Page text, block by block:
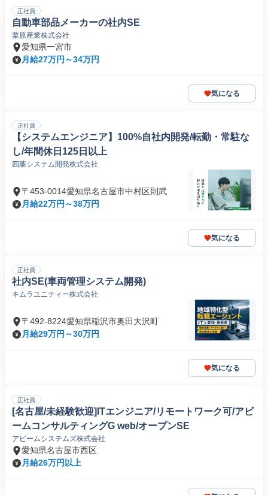
正社員
自動車部品メーカーの社内SE
栗原産業株式会社
愛知県一宮市
月給27万円～34万円
気になる
正社員
【システムエンジニア】100%自社内開発/転勤・常駐な
し/年間休日125日以上
四葉システム開発株式会社
〒453-0014愛知県名古屋市中村区則武
月給22万円～38万円
気になる
正社員
社内SE(車両管理システム開発)
キムラユニティー株式会社
〒492-8224愛知県稲沢市奥田大沢町
月給29万円～30万円
気になる
正社員
[名古屋/未経験歓迎]ITエンジニア/リモートワーク可/アビ
ームコンサルティングG web/オープンSE
アビームシステムズ株式会社
愛知県名古屋市西区
月給26万円以上